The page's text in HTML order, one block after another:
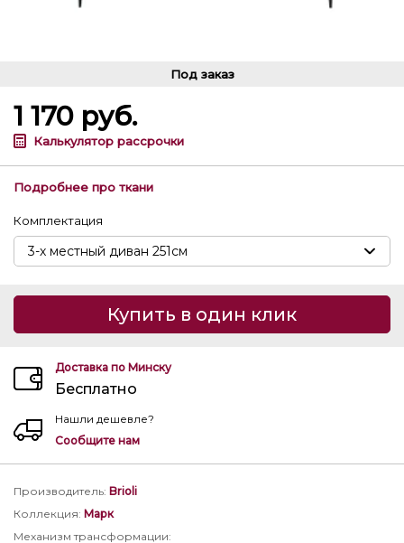
Под заказ
1 170 руб.
Калькулятор рассрочки
Подробнее про ткани
Комплектация
Купить в один клик
Доставка по Минску
Бесплатно
Нашли дешевле?
Сообщите нам
Производитель: Brioli
Коллекция: Марк
Механизм трансформации: